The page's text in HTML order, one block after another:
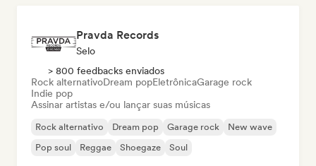
Pravda Records
Selo
> 800 feedbacks enviados
Rock alternativoDream popEletrônicaGarage rock
Indie pop
Assinar artistas e/ou lançar suas músicas
Rock alternativo Dream pop Garage rock
New wave
Pop soul
Reggae Shoegaze Soul